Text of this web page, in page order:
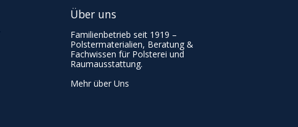
Über uns
Familienbetrieb seit 1919 –
Polstermaterialien, Beratung &
Fachwissen für Polsterei und
Raumausstattung.
Mehr über Uns